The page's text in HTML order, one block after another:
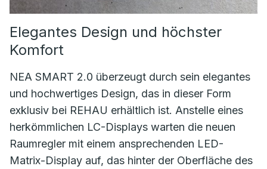
Elegantes Design und höchster
Komfort
NEA SMART 2.0 überzeugt durch sein elegantes
und hochwertiges Design, das in dieser Form
exklusiv bei REHAU erhältlich ist. Anstelle eines
herkömmlichen LC-Displays warten die neuen
Raumregler mit einem ansprechenden LED-
Matrix-Display auf, das hinter der Oberfläche des